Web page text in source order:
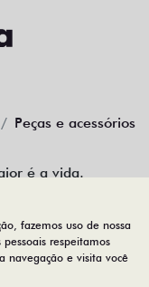
Peças e acessórios
é a vida.
fazemos uso de nossa
respeitamos
navegação e visita você